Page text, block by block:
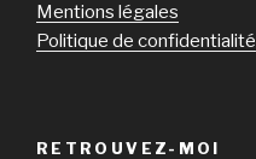
Mentions légales
Politique de confidentialité
RETROUVEZ-MOI